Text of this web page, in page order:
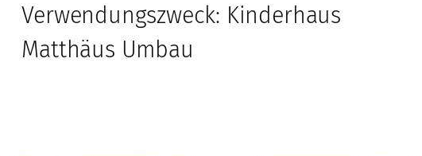
Verwendungszweck: Kinderhaus
Matthäus Umbau